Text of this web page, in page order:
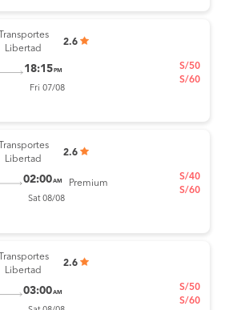
Transportes
Libertad
2.6
18:15 PM
Fri 07/08
S/50
S/60
Transportes
Libertad
2.6
02:00AM
Sat 08/08
Premium
S/40
S/60
Transportes
Libertad
2.6
03:00AM
S/50
S/60